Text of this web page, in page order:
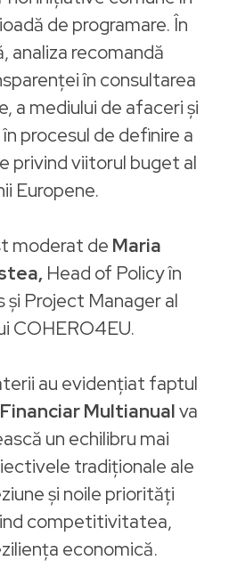
de programare. În
analiza recomandă
în consultarea
a mediului de afaceri și
procesul de definire a
privind viitorul buget al
Europene.
moderat de Maria
Head of Policy în
și Project Manager al
COHERO4EU.
au evidențiat faptul
Multianualva
un echilibru mai
tradiționale ale
și noile priorități
competitivitatea,
economică.